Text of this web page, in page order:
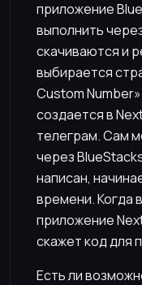
приложение
выполнить
скачиваются и
выбирается
Custom
создается в
телеграм. Сам
через
написан,
времени. Когда
приложение
скажет код для
Есть ли